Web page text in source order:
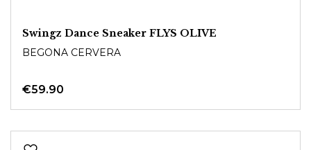
Swingz Dance Sneaker FLYS OLIVE
BEGONA CERVERA
€59.90